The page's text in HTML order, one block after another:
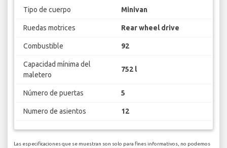
Tipo de cuerpo Minivan
Ruedas motrices Rear wheel drive
Combustible 92
Capacidad mínima del
maletero
752 l
Número de puertas 5
Numero de asientos 12
Las especificaciones que se muestran son solo para fines informativos, no podemos